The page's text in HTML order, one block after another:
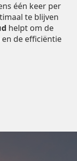
één keer per
te blijven
helpt om de
de efficiëntie